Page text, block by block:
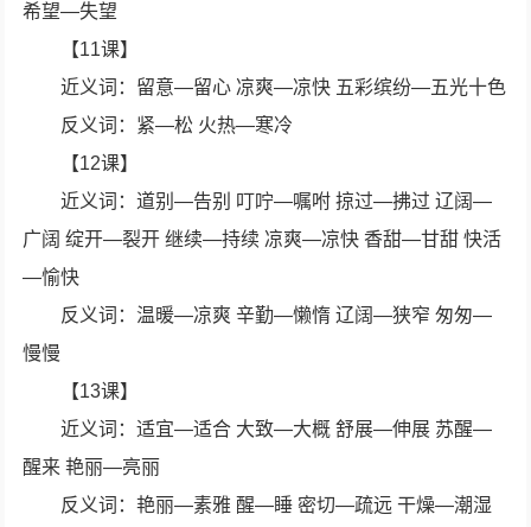
希望—失望
【11课】
近义词：留意—留心 凉爽—凉快 五彩缤纷—五光十色
反义词：紧—松 火热—寒冷
【12课】
近义词：道别—告别 叮咛—嘱咐 掠过—拂过 辽阔—
广阔 绽开—裂开 继续—持续 凉爽—凉快 香甜—甘甜 快活
—愉快
反义词：温暖—凉爽 辛勤—懒惰 辽阔—狭窄 匆匆—
慢慢
【13课】
近义词：适宜—适合 大致—大概 舒展—伸展 苏醒—
醒来 艳丽—亮丽
反义词：艳丽—素雅 醒—睡 密切—疏远 干燥—潮湿